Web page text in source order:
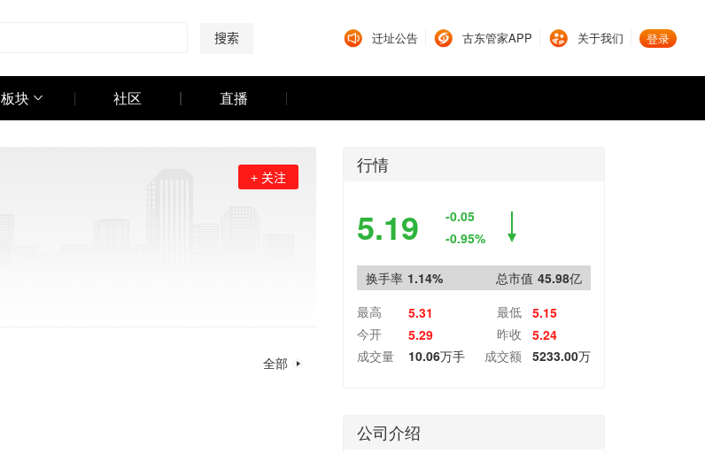
搜索 迁址公告 古东管家APP 关于我们 登录
板块 社区 直播
+ 关注
全部
行情
5.19
-0.05
-0.95%
换手率 1.14% 总市值 45.98亿
最高
5.31
今开
5.29
成交量
10.06万手
最低 5.15
昨收
5.24
成交额 5233.00万
公司介绍